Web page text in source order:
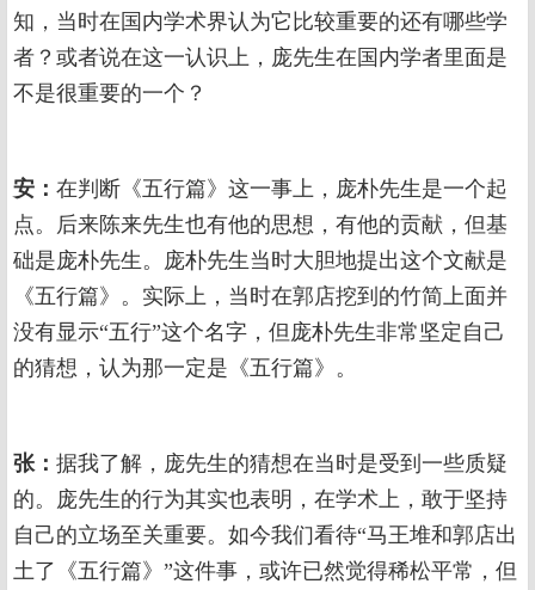
知，当时在国内学术界认为它比较重要的还有哪些学
者？或者说在这一认识上，庞先生在国内学者里面是
不是很重要的一个？
安： 在判断《五行篇》这一事上，庞朴先生是一个起
点。后来陈来先生也有他的思想，有他的贡献，但基
础是庞朴先生。庞朴先生当时大胆地提出这个文献是
《五行篇》。实际上，当时在郭店挖到的竹简上面并
没有显示“五行”这个名字，但庞朴先生非常坚定自己
的猜想，认为那一定是《五行篇》。
张： 据我了解，庞先生的猜想在当时是受到一些质疑
的。庞先生的行为其实也表明，在学术上，敢于坚持
自己的立场至关重要。如今我们看待“马王堆和郭店出
土了《五行篇》”这件事，或许已然觉得稀松平常，但